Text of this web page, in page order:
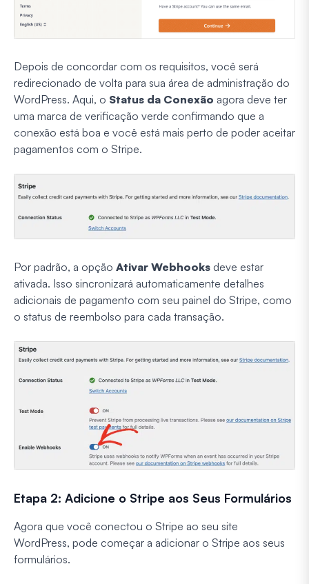
Depois de concordar com os requisitos, você será
redirecionado de volta para sua área de administração do
WordPress. Aqui, o Status da Conexão agora deve ter
uma marca de verificação verde confirmando que a
conexão está boa e você está mais perto de poder aceitar
pagamentos com o Stripe.
Por padrão, a opção Ativar Webhooks deve estar
ativada. Isso sincronizará automaticamente detalhes
adicionais de pagamento com seu painel do Stripe, como
o status de reembolso para cada transação.
Etapa 2: Adicione o Stripe aos Seus Formulários
Agora que você conectou o Stripe ao seu site
WordPress, pode começar a adicionar o Stripe aos seus
formulários.